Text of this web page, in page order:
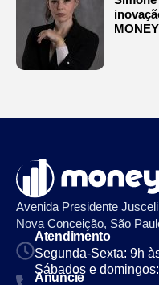
Avenida Presidente
Nova Conceição, São
Atendimento
Segunda-Sexta: 9h
Sábados e
Anuncie